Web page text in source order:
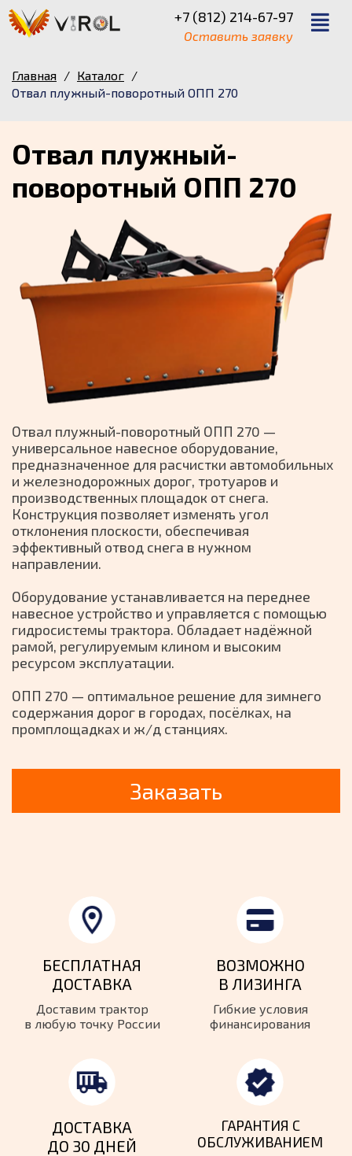
+7 (812) 214-67-97
Оставить заявку
Главная / Каталог /
Отвал плужный-поворотный ОПП 270
Отвал плужный-
поворотный ОПП 270
Отвал плужный-поворотный ОПП 270 —
универсальное навесное оборудование,
предназначенное для расчистки автомобильных
и железнодорожных дорог, тротуаров и
производственных площадок от снега.
Конструкция позволяет изменять угол
отклонения плоскости, обеспечивая
эффективный отвод снега в нужном
направлении.
Оборудование устанавливается на переднее
навесное устройство и управляется с помощью
гидросистемы трактора. Обладает надёжной
рамой, регулируемым клином и высоким
ресурсом эксплуатации.
ОПП 270 — оптимальное решение для зимнего
содержания дорог в городах, посёлках, на
промплощадках и ж/д станциях.
Заказать
БЕСПЛАТНАЯ
ДОСТАВКА
Доставим трактор
в любую точку России
ВОЗМОЖНО
В ЛИЗИНГА
Гибкие условия
финансирования
ДОСТАВКА
ДО 30 ДНЕЙ
ГАРАНТИЯ С
ОБСЛУЖИВАНИЕМ